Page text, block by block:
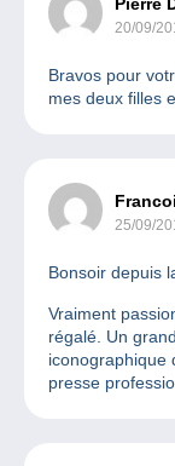
20/09/
Bravos pour
mes deux filles
25/09/
Bonsoir depuis
Vraiment
régalé. Un
iconographique
presse